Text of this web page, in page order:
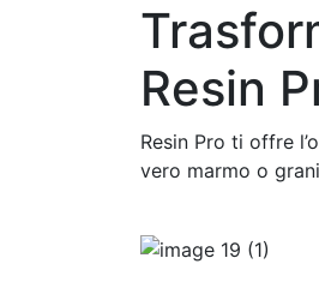
Resin
Resin Pro ti offre
vero marmo o